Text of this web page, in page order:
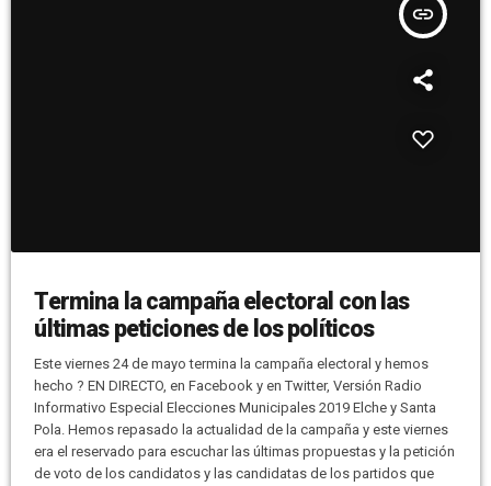
insert_link
Termina la campaña electoral con las
últimas peticiones de los políticos
Este viernes 24 de mayo termina la campaña electoral y hemos
hecho ? EN DIRECTO, en Facebook y en Twitter, Versión Radio
Informativo Especial Elecciones Municipales 2019 Elche y Santa
Pola. Hemos repasado la actualidad de la campaña y este viernes
era el reservado para escuchar las últimas propuestas y la petición
de voto de los candidatos y las candidatas de los partidos que